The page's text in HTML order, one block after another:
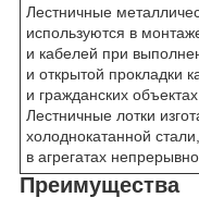
Лестничные
используются в
и кабелей при
и открытой прокладки
и гражданских объектах.
Лестничные лотки
холоднокатанной
в агрегатах
Преимущества